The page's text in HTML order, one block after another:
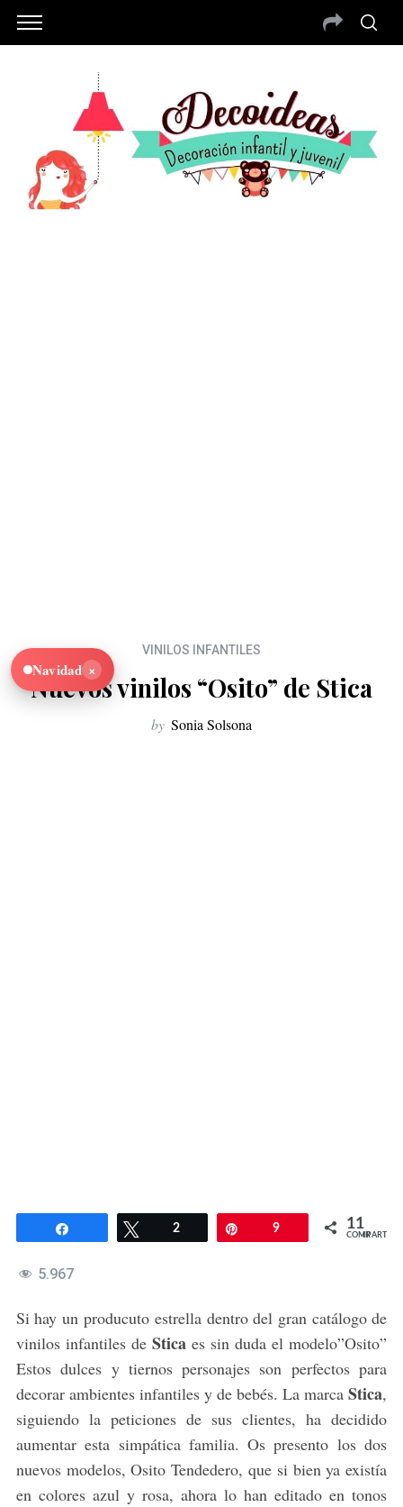
VINILOS INFANTILES
Nuevos vinilos “Osito” de Stica
by Sonia Solsona
Compartir Twittear
2 9 11
COMPARTIR
5.967
Si hay un producuto estrella dentro del gran catálogo de
vinilos infantiles de Sticaes sin duda el modelo”Osito”
Estos dulces y tiernos personajes son perfectos para
decorar ambientes infantiles y de bebés. La marcaStica,
siguiendo la peticiones de sus clientes, ha decidido
aumentar esta simpática familia. Os presento los dos
nuevos modelos, Osito Tendedero, que si bien ya existía
en colores azul y rosa, ahora lo han editado en tonos
Navidad ×